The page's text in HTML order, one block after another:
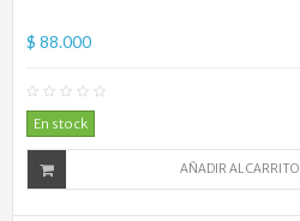
$ 88.000
En stock
AÑADIR AL CARRITO